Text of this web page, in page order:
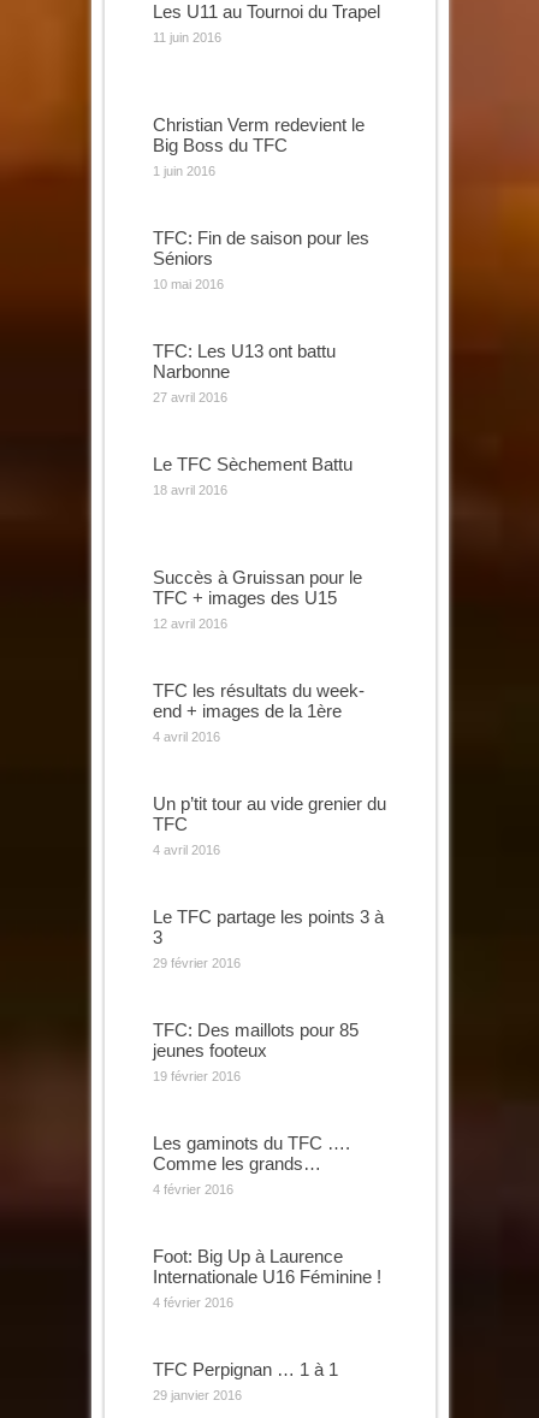
Les U11 au Tournoi du Trapel
11 juin 2016
Christian Verm redevient le
Big Boss du TFC
1 juin 2016
TFC: Fin de saison pour les
Séniors
10 mai 2016
TFC: Les U13 ont battu
Narbonne
27 avril 2016
Le TFC Sèchement Battu
18 avril 2016
Succès à Gruissan pour le
TFC + images des U15
12 avril 2016
TFC les résultats du week-
end + images de la 1ère
4 avril 2016
Un p’tit tour au vide grenier du
TFC
4 avril 2016
Le TFC partage les points 3 à
3
29 février 2016
TFC: Des maillots pour 85
jeunes footeux
19 février 2016
Les gaminots du TFC ….
Comme les grands…
4 février 2016
Foot: Big Up à Laurence
Internationale U16 Féminine !
4 février 2016
TFC Perpignan … 1 à 1
29 janvier 2016